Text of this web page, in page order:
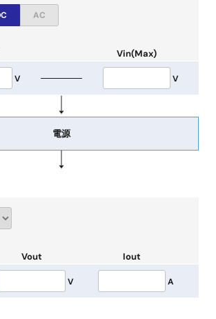
AC
V
Vin(Max)
V
電源
Vout
V
Iout
A